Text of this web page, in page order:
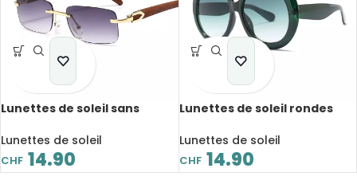
Lunettes de soleil sans
rectangulaires, dégradée
Lunettes de soleil
CHF 14.90
Lunettes de soleil rondes
rétro, UV400 Oculos
Lunettes de soleil
CHF 14.90